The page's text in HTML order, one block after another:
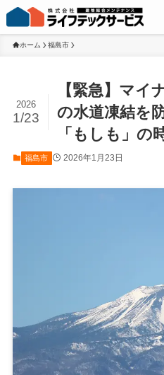
ホーム 福島市
【緊急】マイ
の水道凍結を
「もしも」の
2026
1/23
福島市 2026年1月23日